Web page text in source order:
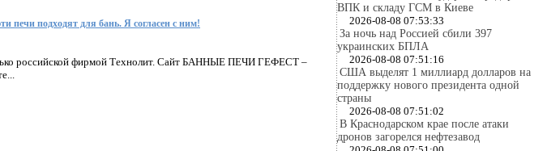
подходят для бань. Я согласен с ним!
российской фирмой Технолит. Сайт БАННЫЕ ПЕЧИ ГЕФЕСТ –
ВПК и складу ГСМ в Киеве
2026-08-08 07:53:33
За ночь над Россией сбили 397
украинских БПЛА
2026-08-08 07:51:16
США выделят 1 миллиард долларов на
поддержку нового президента одной
страны
2026-08-08 07:51:02
В Краснодарском крае после атаки
дронов загорелся нефтезавод